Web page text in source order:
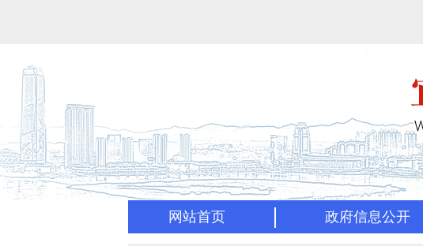
网站首页 政府信息公开